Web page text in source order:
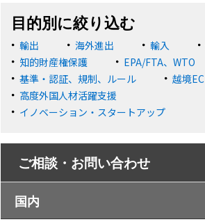
目的別に絞り込む
輸出 海外進出 輸入
知的財産権保護
EPA/FTA、WTO
基準・認証、規制、ルール
越境EC
高度外国人材活躍支援
イノベーション・スタートアップ
ご相談・お問い合わせ
国内